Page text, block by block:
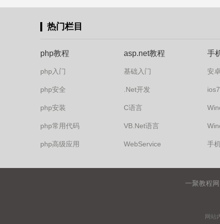
热门栏目
php教程
php入门
php安全
php安装
php常用代码
php高级应用
asp.net教程
基础入门
.Net开发
C语言
VB.Net语言
WebService
手
安
手
一聚教程网
网站